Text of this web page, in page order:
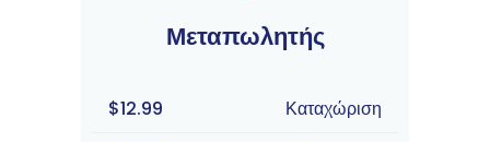
Μεταπωλητής
$12.99
Καταχώριση